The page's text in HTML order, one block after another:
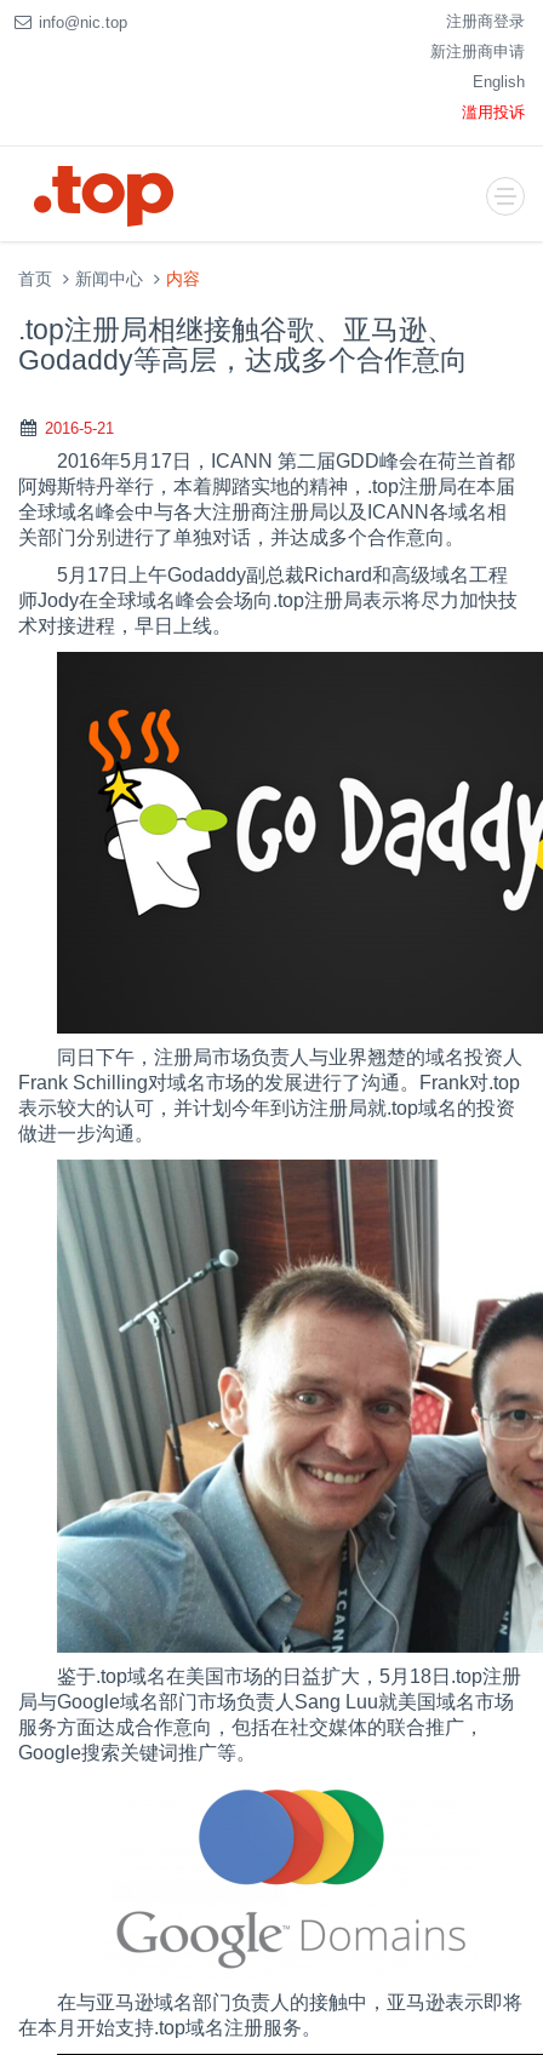
info@nic.top
注册商登录
新注册商申请
English
滥用投诉
首页 新闻中心 内容
.top注册局相继接触谷歌、亚马逊、
Godaddy等高层，达成多个合作意向
2016-5-21
2016年5月17日，ICANN 第二届GDD峰会在荷兰首都
阿姆斯特丹举行，本着脚踏实地的精神，.top注册局在本届
全球域名峰会中与各大注册商注册局以及ICANN各域名相
关部门分别进行了单独对话，并达成多个合作意向。
5月17日上午Godaddy副总裁Richard和高级域名工程
师Jody在全球域名峰会会场向.top注册局表示将尽力加快技
术对接进程，早日上线。
同日下午，注册局市场负责人与业界翘楚的域名投资人
Frank Schilling对域名市场的发展进行了沟通。Frank对.top
表示较大的认可，并计划今年到访注册局就.top域名的投资
做进一步沟通。
鉴于.top域名在美国市场的日益扩大，5月18日.top注册
局与Google域名部门市场负责人Sang Luu就美国域名市场
服务方面达成合作意向，包括在社交媒体的联合推广，
Google搜索关键词推广等。
在与亚马逊域名部门负责人的接触中，亚马逊表示即将
在本月开始支持.top域名注册服务。